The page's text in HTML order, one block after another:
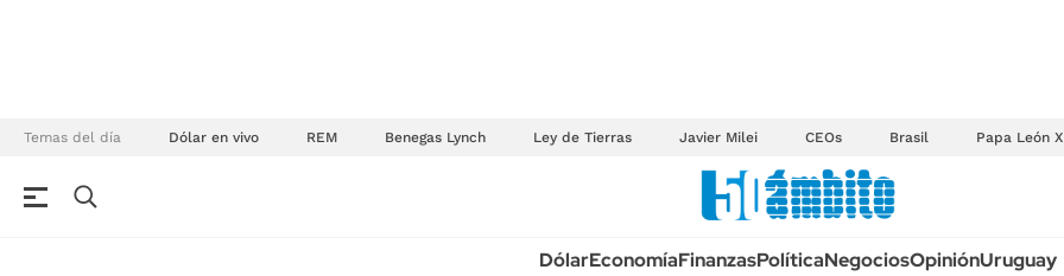
Temas del día Dólar en vivo REM Benegas Lynch Ley de Tierras Javier Milei CEOs Brasil Papa León
TECNOLOGÍA
DólarEconomíaFinanzasPolíticaNegociosOpiniónUruguay